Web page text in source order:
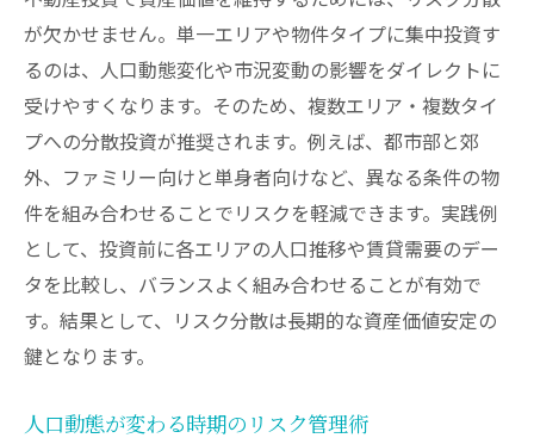
が欠かせません。単一エリアや物件タイプに集中投資す
るのは、人口動態変化や市況変動の影響をダイレクトに
受けやすくなります。そのため、複数エリア・複数タイ
プへの分散投資が推奨されます。例えば、都市部と郊
外、ファミリー向けと単身者向けなど、異なる条件の物
件を組み合わせることでリスクを軽減できます。実践例
として、投資前に各エリアの人口推移や賃貸需要のデー
タを比較し、バランスよく組み合わせることが有効で
す。結果として、リスク分散は長期的な資産価値安定の
鍵となります。
人口動態が変わる時期のリスク管理術